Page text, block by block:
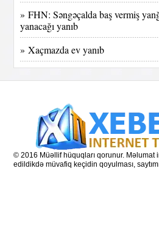
» FHN: Səngəçalda baş vermiş
yanacağı yanıb
» Xaçmazda ev yanıb
© 2016 Müəllif hüquqları qorunur. Məlumat
edildikdə müvafiq keçidin qoyulması,